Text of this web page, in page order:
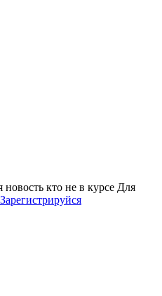
кто не в курсе Для
Зарегистрируйся